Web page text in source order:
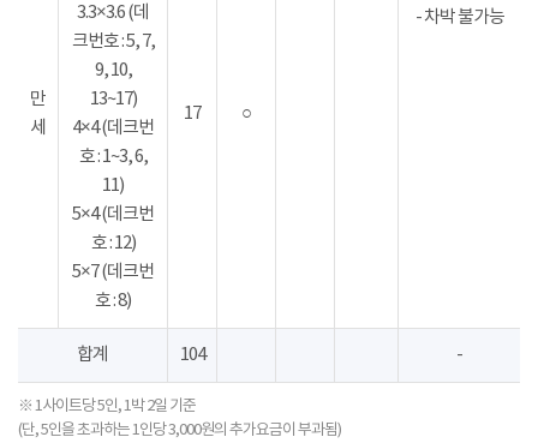
- 차박 불가능
만
세
3.3×3.6 (데
크번호 : 5, 7,
9, 10,
13~17)
4×4 (데크번
호 : 1~3, 6,
11)
5×4 (데크번
호 : 12)
5×7 (데크번
호 : 8)
17 ○
합계 104 -
※ 1사이트당 5인, 1박 2일 기준
(단, 5인을 초과하는 1인당 3,000원의 추가요금이 부과됨)